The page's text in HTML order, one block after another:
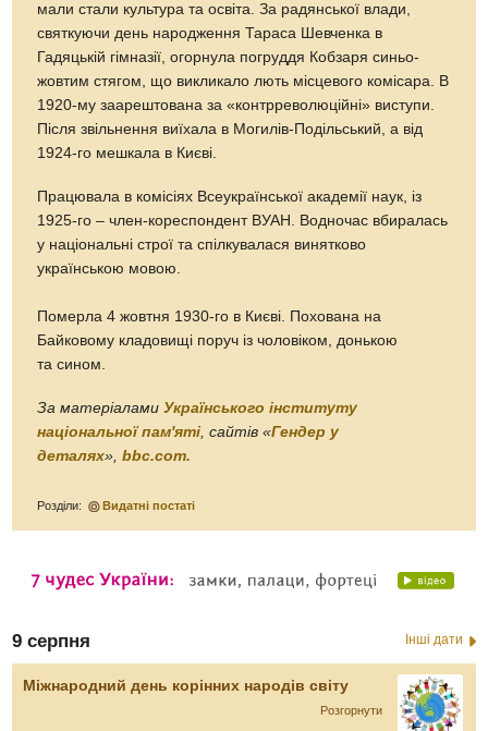
мали стали культура та освіта. За радянської влади,
святкуючи день народження Тараса Шевченка в
Гадяцькій гімназії, огорнула погруддя Кобзаря синьо-
жовтим стягом, що викликало лють місцевого комісара. В
1920-му заарештована за «контрреволюційні» виступи.
Після звільнення виїхала в Могилів-Подільський, а від
1924-го мешкала в Києві.
Працювала в комісіях Всеукраїнської академії наук, із
1925-го – член-кореспондент ВУАН. Водночас вбиралась
у національні строї та спілкувалася винятково
українською мовою.
Померла 4 жовтня 1930-го в Києві. Похована на
Байковому кладовищі поруч із чоловіком, донькою
та сином.
За матеріаламиУкраїнського інституту
національної пам'яті, сайтів «Гендер у
деталях»,bbc.com.
Розділи: Видатні постаті
9 серпня Інші дати
Міжнародний день корінних народів світу
Розгорнути